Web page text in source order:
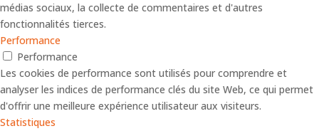
médias sociaux, la collecte de commentaires et d'autres
fonctionnalités tierces.
Performance
Performance
Les cookies de performance sont utilisés pour comprendre et
analyser les indices de performance clés du site Web, ce qui permet
d'offrir une meilleure expérience utilisateur aux visiteurs.
Statistiques